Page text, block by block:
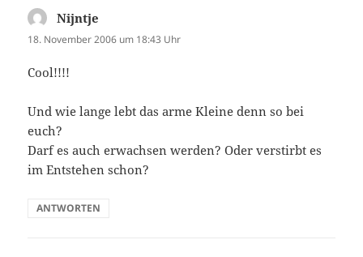
Nijntje
18. November 2006 um 18:43 Uhr
Cool!!!!
Und wie lange lebt das arme Kleine denn so bei
euch?
Darf es auch erwachsen werden? Oder verstirbt es
im Entstehen schon?
ANTWORTEN